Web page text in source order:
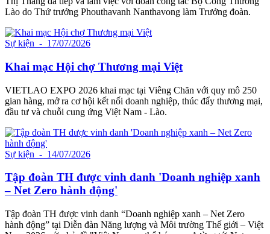
Lào do Thứ trưởng Phouthavanh Nanthavong làm Trưởng đoàn.
Sự kiện - 17/07/2026
Khai mạc Hội chợ Thương mại Việt
VIETLAO EXPO 2026 khai mạc tại Viêng Chăn với quy mô 250
gian hàng, mở ra cơ hội kết nối doanh nghiệp, thúc đẩy thương mại,
đầu tư và chuỗi cung ứng Việt Nam - Lào.
Sự kiện - 14/07/2026
Tập đoàn TH được vinh danh 'Doanh nghiệp xanh
– Net Zero hành động'
Tập đoàn TH được vinh danh “Doanh nghiệp xanh – Net Zero
hành động” tại Diễn đàn Năng lượng và Môi trường Thế giới – Việt